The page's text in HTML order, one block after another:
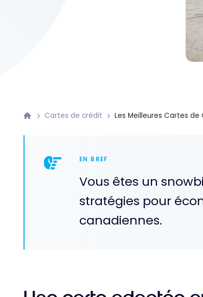
Cartes de crédit Les Meilleures Cartes
EN BREF
Vous êtes un
stratégies pour
canadiennes.